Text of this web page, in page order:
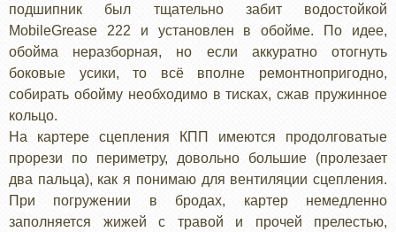
подшипник был тщательно забит водостойкой
MobileGrease 222 и установлен в обойме. По идее,
обойма неразборная, но если аккуратно отогнуть
боковые усики, то всё вполне ремонтнопригодно,
собирать обойму необходимо в тисках, сжав пружинное
кольцо.
На картере сцепления КПП имеются продолговатые
прорези по периметру, довольно большие (пролезает
два пальца), как я понимаю для вентиляции сцепления.
При погружении в бродах, картер немедленно
заполняется жижей с травой и прочей прелестью,